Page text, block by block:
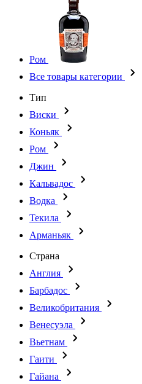
Ром
Все товары категории
Тип
Виски
Коньяк
Ром
Джин
Кальвадос
Водка
Текила
Арманьяк
Страна
Англия
Барбадос
Великобритания
Венесуэла
Вьетнам
Гаити
Гайана